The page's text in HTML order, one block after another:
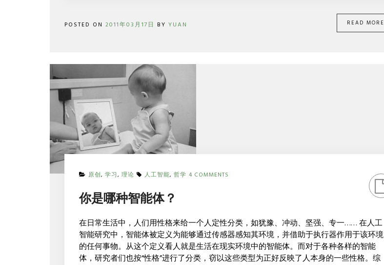
POSTED ON 2011年03月17日 BY YUAN READ MORE
原创, 学习, 理论 人工智能, 哲学 4 COMMENTS
智
能
体？
你是哪种智能体？
在日常生活中，人们用性格来给一个人定性分类，如犹豫、冲动、坚强、专一…… 在人工
智能研究中，智能体被定义为能够通过传感器感知其环境，并借助于执行器作用于该环境
的任何事物。从这个定义看人就是生活在现实环境中的智能体。而对于各种各样的智能
体，研究者们也按“性格”进行了分类，窃以这些类型为正好反映了人本身的一些性格。综